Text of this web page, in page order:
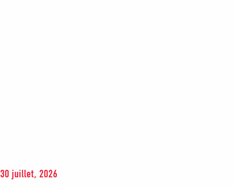
30 juillet, 2026